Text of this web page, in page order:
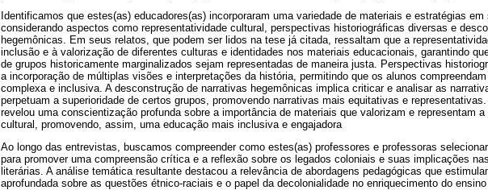
Identificamos que estes(as) educadores(as) incorporaram uma variedade de materiais e estratégias em
considerando aspectos como representatividade cultural, perspectivas historiográficas diversas e
hegemônicas. Em seus relatos, que podem ser lidos na tese já citada, ressaltam que a
inclusão e à valorização de diferentes culturas e identidades nos materiais educacionais, garantindo
de grupos historicamente marginalizados sejam representadas de maneira justa. Perspectivas
a incorporação de múltiplas visões e interpretações da história, permitindo que os alunos
complexa e inclusiva. A desconstrução de narrativas hegemônicas implica criticar e analisar as
perpetuam a superioridade de certos grupos, promovendo narrativas mais equitativas e
revelou uma conscientização profunda sobre a importância de materiais que valorizam e representam
cultural, promovendo, assim, uma educação mais inclusiva e engajadora
Ao longo das entrevistas, buscamos compreender como estes(as) professores e professoras
para promover uma compreensão crítica e a reflexão sobre os legados coloniais e suas implicações
literárias. A análise temática resultante destacou a relevância de abordagens pedagógicas que
aprofundada sobre as questões étnico-raciais e o papel da decolonialidade no enriquecimento do